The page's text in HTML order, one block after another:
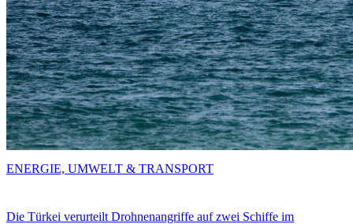
Die Türkei verurteilt Drohnenangriffe auf zwei Schiffe im
ENERGIE, UMWELT & TRANSPORT